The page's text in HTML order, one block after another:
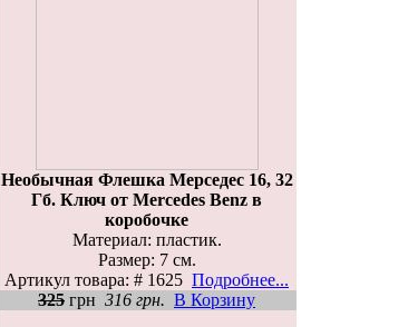
Необычная Флешка Мерседес 16, 32
Гб. Ключ от Mercedes Benz в
коробочке
Материал: пластик.
Размер: 7 см.
Артикул товара: # 1625 Подробнее...
325 грн 316 грн. В Корзину